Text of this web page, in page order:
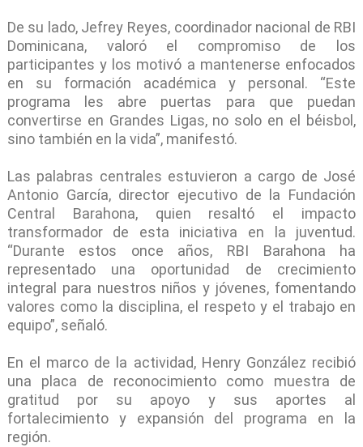
De su lado, Jefrey Reyes, coordinador nacional de RBI
Dominicana, valoró el compromiso de los
participantes y los motivó a mantenerse enfocados
en su formación académica y personal. “Este
programa les abre puertas para que puedan
convertirse en Grandes Ligas, no solo en el béisbol,
sino también en la vida”, manifestó.
Las palabras centrales estuvieron a cargo de José
Antonio García, director ejecutivo de la Fundación
Central Barahona, quien resaltó el impacto
transformador de esta iniciativa en la juventud.
“Durante estos once años, RBI Barahona ha
representado una oportunidad de crecimiento
integral para nuestros niños y jóvenes, fomentando
valores como la disciplina, el respeto y el trabajo en
equipo”, señaló.
En el marco de la actividad, Henry González recibió
una placa de reconocimiento como muestra de
gratitud por su apoyo y sus aportes al
fortalecimiento y expansión del programa en la
región.